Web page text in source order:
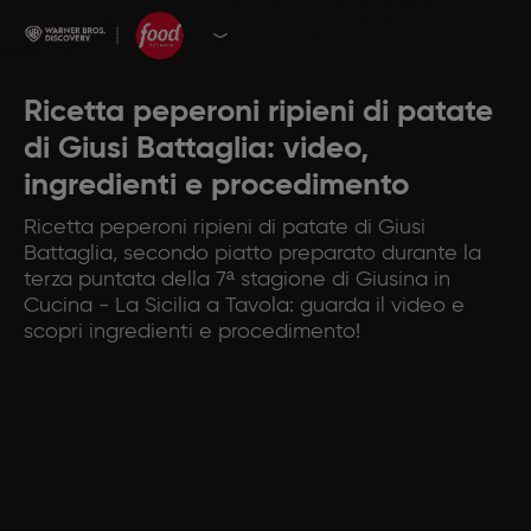
Ricetta peperoni ripieni di patate
di Giusi Battaglia: video,
ingredienti e procedimento
Ricetta peperoni ripieni di patate di Giusi
Battaglia, secondo piatto preparato durante la
terza puntata della 7ª stagione di Giusina in
Cucina - La Sicilia a Tavola: guarda il video e
scopri ingredienti e procedimento!